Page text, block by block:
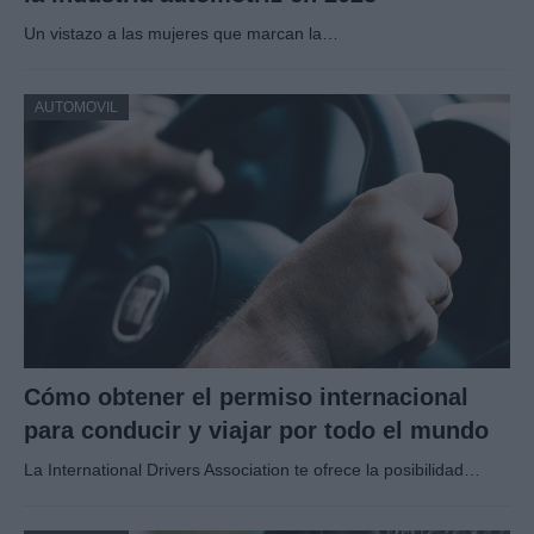
Un vistazo a las mujeres que marcan la…
AUTOMOVIL
Cómo obtener el permiso internacional
para conducir y viajar por todo el mundo
La International Drivers Association te ofrece la posibilidad…